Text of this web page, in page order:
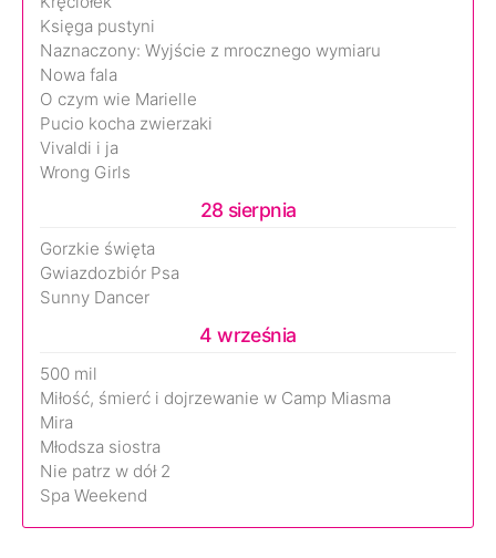
Księga pustyni
Naznaczony: Wyjście z mrocznego wymiaru
Nowa fala
O czym wie Marielle
Pucio kocha zwierzaki
Vivaldi i ja
Wrong Girls
28 sierpnia
Gorzkie święta
Gwiazdozbiór Psa
Sunny Dancer
4 września
500 mil
Miłość, śmierć i dojrzewanie w Camp Miasma
Mira
Młodsza siostra
Nie patrz w dół 2
Spa Weekend